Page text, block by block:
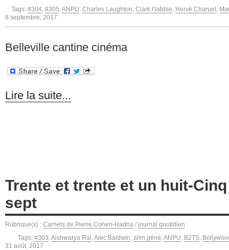
Tags: #304, #305,ANPU, Charles Laughton, Clark Gabble, Hervé Charuel ,
8 septembre, 2017
Belleville cantine cinéma
Lire la suite...
Trente et trente et un huit-
sept
Rubrique(s) : Carnets de Pierre Cohen-Hadria / journal quotidien
Tags: #303 Aishwarya Rai Alec Baldwin alim géné ANPU B2TS
31 août, 2017